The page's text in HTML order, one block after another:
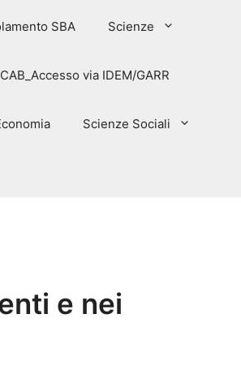
SBA Scienze
CAB_Accesso via IDEM/GARR
Scienze Sociali
e nei